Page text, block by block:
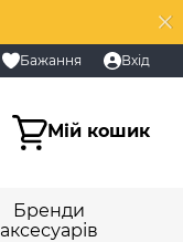
Бажання Вхід
Мій кошик
Бренди
аксесуарів